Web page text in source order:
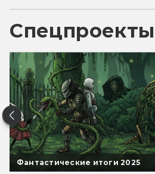
Спецпроекты
Фантастические итоги 2025